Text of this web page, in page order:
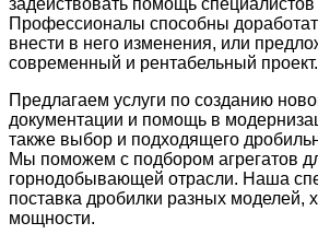
задействовать помощь
Профессионалы способны
внести в него изменения, или
современный и рентабельный проект.
Предлагаем услуги по созданию
документации и помощь в
также выбор и подходящего
Мы поможем с подбором агрегатов
горнодобывающей отрасли. Наша
поставка дробилки разных моделей,
мощности.